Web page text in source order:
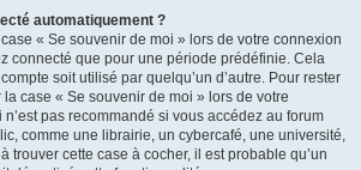
automatiquement ?
« Se souvenir de moi » lors de votre connexion
connecté que pour une période prédéfinie. Cela
soit utilisé par quelqu’un d’autre. Pour rester
case « Se souvenir de moi » lors de votre
pas recommandé si vous accédez au forum
comme une librairie, un cybercafé, une université,
trouver cette case à cocher, il est probable qu’un